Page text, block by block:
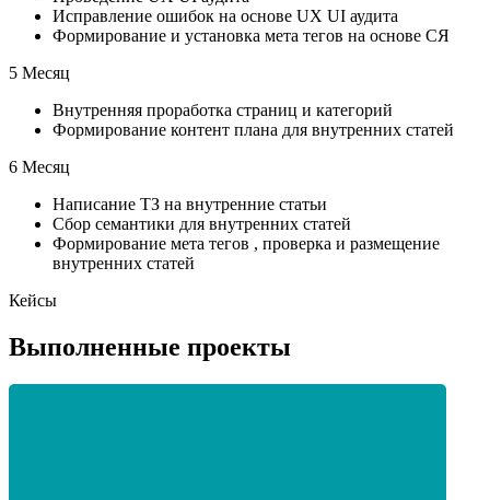
Исправление ошибок на основе UX UI аудита
Формирование и установка мета тегов на основе СЯ
5 Месяц
Внутренняя проработка страниц и категорий
Формирование контент плана для внутренних статей
6 Месяц
Написание ТЗ на внутренние статьи
Сбор семантики для внутренних статей
Формирование мета тегов , проверка и размещение
внутренних статей
Кейсы
Выполненные проекты